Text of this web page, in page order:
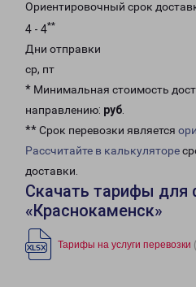
Ориентировочный срок
4 - 4**
Дни отправки
ср, пт
* Минимальная стоимость
направлению: руб.
** Срок перевозки является
Рассчитайте в калькуляторе
доставки.
Скачать тарифы для
«Краснокаменск»
Тарифы на услуги перевозки